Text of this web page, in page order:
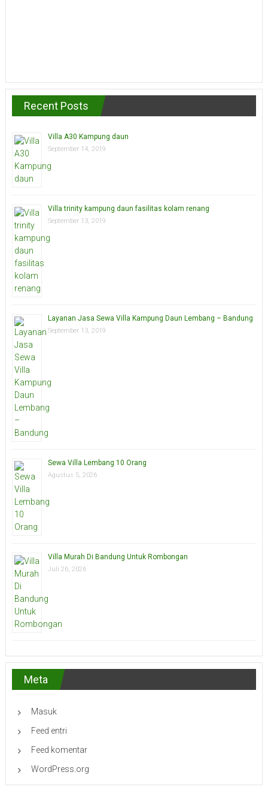
Recent Posts
Villa A30 Kampung daun
September 14, 2019
Villa trinity kampung daun fasilitas kolam renang
September 13, 2019
Layanan Jasa Sewa Villa Kampung Daun Lembang – Bandung
September 13, 2019
Sewa Villa Lembang 10 Orang
Agustus 5, 2026
Villa Murah Di Bandung Untuk Rombongan
Juli 26, 2026
Meta
Masuk
Feed entri
Feed komentar
WordPress.org